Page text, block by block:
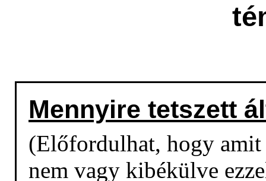
Mennyire tetszett
(Előfordulhat, hogy amit
nem vagy kibékülve